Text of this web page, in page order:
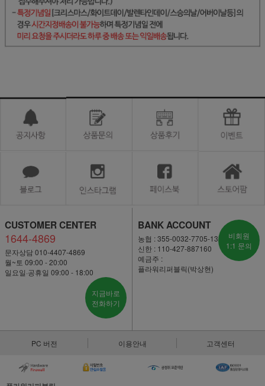
CUSTOMER CENTER
1644-4869
문자상담 010-4407-4869
월~토 09:00 - 20:00
일요일·공휴일 09:00 - 18:00
지금바로
전화하기
BANK ACCOUNT
농협 : 355-0032-7705-13
신한 : 110-427-887160
예금주 :
플라워리퍼블릭(박상현)
비회원
1:1 문의
PC 버전 이용안내 고객센터